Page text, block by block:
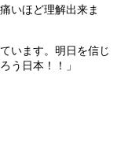
いほど理解出来ま
います。明日を信じ
う日本！！」